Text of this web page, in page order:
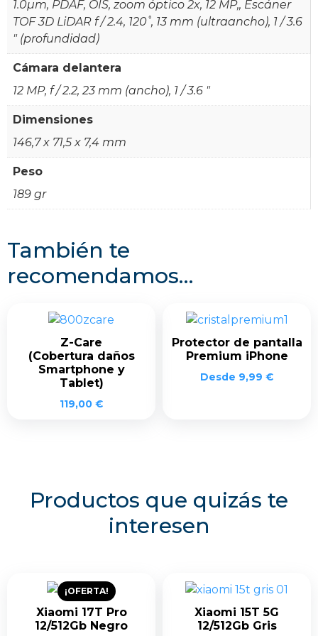
1.0µm, PDAF, OIS, zoom óptico 2x, 12 MP,, Escáner
TOF 3D LiDAR f / 2.4, 120˚, 13 mm (ultraancho), 1 / 3.6
" (profundidad)
Cámara delantera
12 MP, f / 2.2, 23 mm (ancho), 1 / 3.6 "
Dimensiones
146,7 x 71,5 x 7,4 mm
Peso
189 gr
También te
recomendamos…
Z-Care
(Cobertura daños
Smartphone y
Tablet)
119,00 €
Protector de pantalla
Premium iPhone
Desde 9,99 €
Productos que quizás te
interesen
¡OFERTA!
Xiaomi 17T Pro
12/512Gb Negro
Xiaomi 15T 5G
12/512Gb Gris